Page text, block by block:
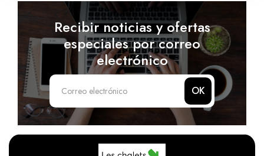
Recibir noticias y ofertas
especiales por correo
electrónico
OK